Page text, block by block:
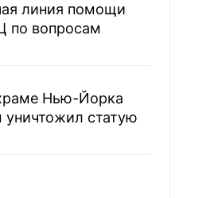
линия помощи
по вопросам
Нью-Йорка
статую